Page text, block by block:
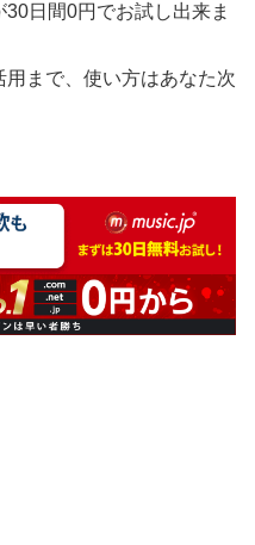
日間0円でお試し出来ま
まで、使い方はあなた次